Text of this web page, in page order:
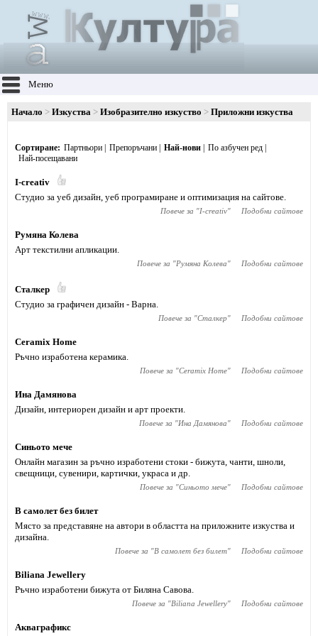
Меню
Начало Изкуства Изобразително изкуство Приложни изкуства
Сортиране Партньори Препоръчани Най-нови
По азбучен ред
Най-посещавани
I-creativ
Студио за уеб дизайн, уеб програмиране и оптимизация на сайтове.
Повече за "I-creativ" Подобни сайтове
Румяна Колева
Арт текстилни апликации.
Повече за "Румяна Колева" Подобни сайтове
Сталкер
Студио за графичен дизайн - Варна.
Повече за "Сталкер" Подобни сайтове
Ceramix Home
Ръчно изработена керамика.
Повече за "Ceramix Home" Подобни сайтове
Ина Дамянова
Дизайн, интериорен дизайн и арт проекти.
Повече за "Ина Дамянова" Подобни сайтове
Синьото мече
Онлайн магазин за ръчно изработени стоки - бижута, чанти, шноли,
свещници, сувенири, картички, украса и др.
Повече за "Синьото мече" Подобни сайтове
В самолет без билет
Място за представяне на автори в областта на приложните изкуства и
дизайна.
Повече за "В самолет без билет" Подобни сайтове
Biliana Jewellery
Ръчно изработени бижута от Биляна Савова.
Повече за "Biliana Jewellery" Подобни сайтове
Акваграфикс